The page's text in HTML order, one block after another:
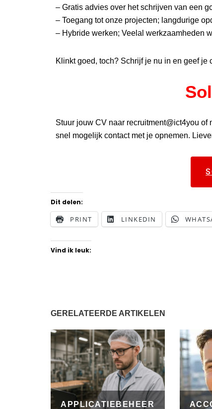
– Gratis advies over het schrijven van een
– Toegang tot onze projecten; langdurige
– Hybride werken; Veelal werkzaamheden
Klinkt goed, toch? Schrijf je nu in en geef je
Stuur jouw CV naar recruitment@ict4you
snel mogelijk contact met je opnemen.
Dit delen:
PRINT LINKEDIN
Vind ik leuk:
GERELATEERDE ARTIKELEN
APPLICATIEBEHEER